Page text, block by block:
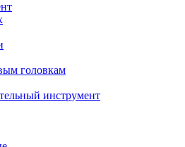
головкам
инструмент